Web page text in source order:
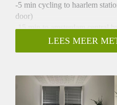
-5 min cycling to haarlem
door)
-15 min to amsterdam central
-big, spacious, fully furnished,
-bathroom/kitchen shared with
-available until the 1st of
LEES MEER